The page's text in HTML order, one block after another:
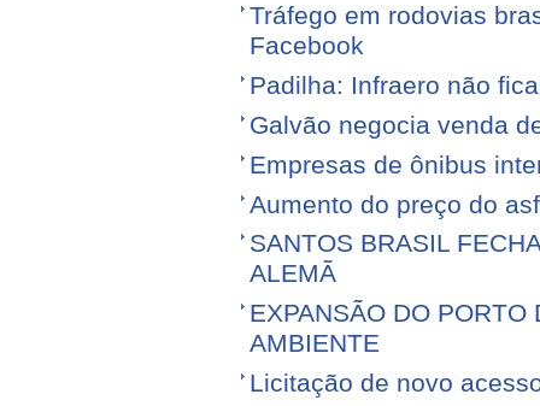
Tráfego em rodovias
Facebook
Padilha: Infraero não
Galvão negocia venda
Empresas de ônibus
Aumento do preço do
SANTOS BRASIL
ALEMÃ
EXPANSÃO DO PORTO
AMBIENTE
Licitação de novo